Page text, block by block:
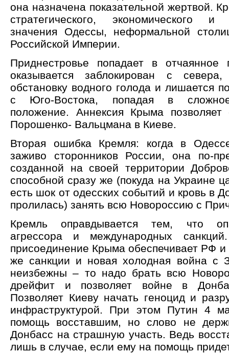
она назначена показательной жертвой.
стратегического, экономического и
значения Одессы, неформальной
Российской Империи.
Приднестровье попадает в
оказывается заблокирован с
обстановку водного голода и лишается
с Юго-Востока, попадая в сложное
положение. Аннексия Крыма
Порошенко- Вальцмана в Киеве.
Вторая ошибка Кремля: когда в
заживо сторонников России, она по-
созданной на своей территории
способной сразу же (покуда на Украине
есть шок от одесских событий и кровь в
пролилась) занять всю Новороссию с
Кремль оправдывается тем, что
агрессора и международных
присоединение Крыма обеспечивает РФ и
же санкции и новая холодная война с
неизбежны – то надо брать всю
дрейфит и позволяет войне в
Позволяет Киеву начать геноцид и
инфраструктурой. При этом Путин 4
помощь восставшим, но слово не
Донбасс на страшную участь. Ведь
лишь в случае, если ему на помощь